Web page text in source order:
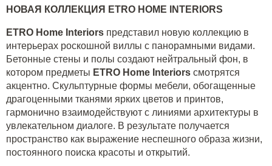
НОВАЯ КОЛЛЕКЦИЯ ETRO HOME INTERIORS
ETRO Home Interiors представил новую коллекцию в
интерьерах роскошной виллы с панорамными видами.
Бетонные стены и полы создают нейтральный фон, в
котором предметы ETRO Home Interiors смотрятся
акцентно. Скульптурные формы мебели, обогащенные
драгоценными тканями ярких цветов и принтов,
гармонично взаимодействуют с линиями архитектуры в
увлекательном диалоге. В результате получается
пространство как выражение неспешного образа жизни,
постоянного поиска красоты и открытий.